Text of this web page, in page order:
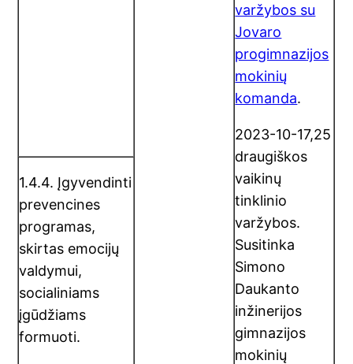
varžybos su
Jovaro
progimnazijos
mokinių
komanda.
2023-10-17,25
draugiškos
vaikinų
tinklinio
varžybos.
Susitinka
Simono
Daukanto
inžinerijos
gimnazijos
mokinių
1.4.4. Įgyvendinti
prevencines
programas,
skirtas emocijų
valdymui,
socialiniams
įgūdžiams
formuoti.